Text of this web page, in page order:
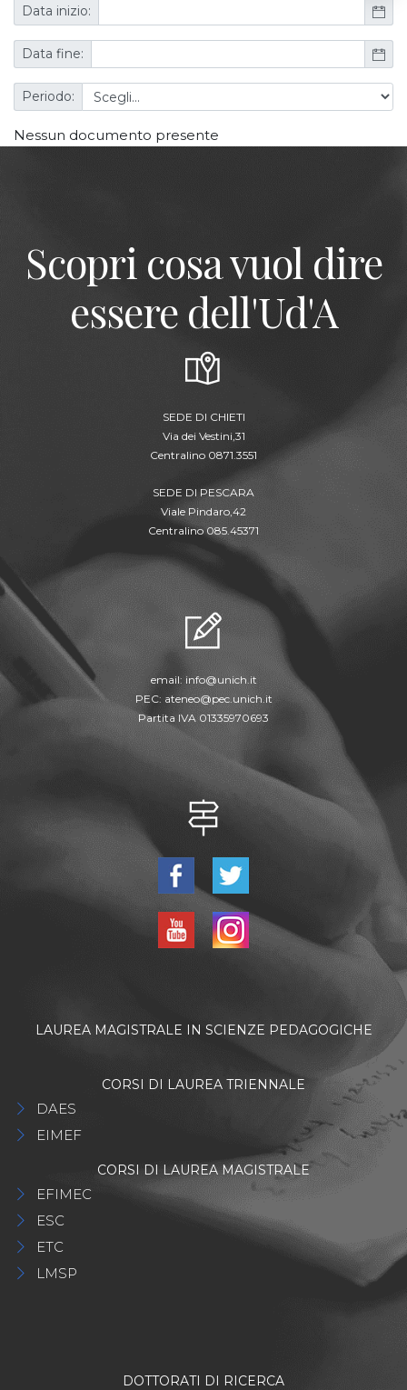
Data inizio:
Data fine:
Periodo:
Nessun documento presente
Scopri cosa vuol dire
essere dell'Ud'A
SEDE DI CHIETI
Via dei Vestini,31
Centralino 0871.3551
SEDE DI PESCARA
Viale Pindaro,42
Centralino 085.45371
email: info@unich.it
PEC: ateneo@pec.unich.it
Partita IVA 01335970693
LAUREA MAGISTRALE IN SCIENZE PEDAGOGICHE
CORSI DI LAUREA TRIENNALE
DAES
EIMEF
CORSI DI LAUREA MAGISTRALE
EFIMEC
ESC
ETC
LMSP
DOTTORATI DI RICERCA